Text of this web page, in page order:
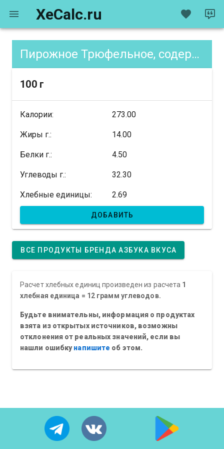
XeCalc.ru
Пирожное Трюфельное, содержание XE
100 г
Калории: 273.00
Жиры г.: 14.00
Белки г.: 4.50
Углеводы г.: 32.30
Хлебные единицы: 2.69
ДОБАВИТЬ
ВСЕ ПРОДУКТЫ БРЕНДА АЗБУКА ВКУСА
Расчет хлебных единиц произведен из расчета 1
хлебная единица = 12 грамм углеводов.
Будьте внимательны, информация о продуктах
взята из открытых источников, возможны
отклонения от реальных значений, если вы
нашли ошибкунапишите об этом.